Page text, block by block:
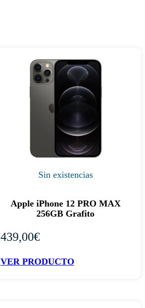
Sin existencias
Apple iPhone 12 PRO MAX
256GB Grafito
439,00€
VER PRODUCTO